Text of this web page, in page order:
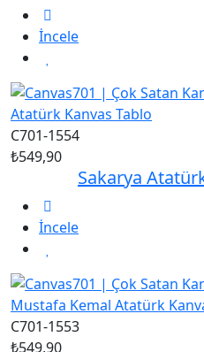
İncele
C701-1554
₺549,90
Sakarya
İncele
C701-1553
₺549,90